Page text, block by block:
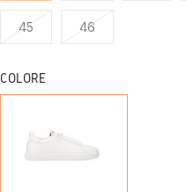
45 46
COLORE